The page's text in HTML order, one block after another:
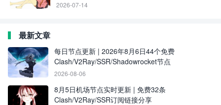
2026-07-14
最新文章
每日节点更新 | 2026年8月6日44个免费
Clash/V2Ray/SSR/Shadowrocket节点
2026-08-06
8月5日机场节点实时更新 | 免费32条
Clash/V2Ray/SSR订阅链接分享